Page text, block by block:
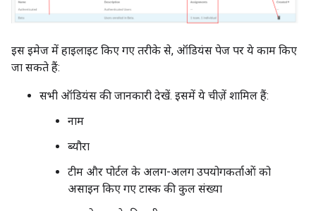
इस इमेज में हाइलाइट किए गए तरीके से, ऑडियंस पेज पर ये काम किए
जा सकते हैं:
सभी ऑडियंस की जानकारी देखें. इसमें ये चीज़ें शामिल हैं:
नाम
ब्यौरा
टीम और पोर्टल के अलग-अलग उपयोगकर्ताओं को
असाइन किए गए टास्क की कुल संख्या